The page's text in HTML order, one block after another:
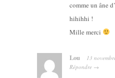
comme un âne
hihihhi !
Mille merci
Lou 13
Répondre →